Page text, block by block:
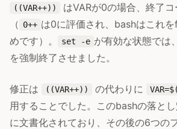
((VAR++))
はVARが0の場合、終了
（ 0++ は0に評価され、bashはこれ
めです）。
set -e が有効な状態では
を強制終了させました。
修正は ((VAR++)) の代わりに
用することでした。このbashの落と
に文書化されており、その後の6つの